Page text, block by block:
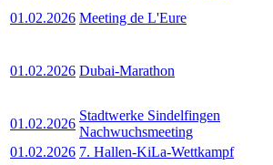
01.02.2026 Meeting de L'Eure
01.02.2026 Dubai-Marathon
01.02.2026
Stadtwerke Sindelfingen
Nachwuchsmeeting
01.02.2026 7. Hallen-KiLa-Wettkampf